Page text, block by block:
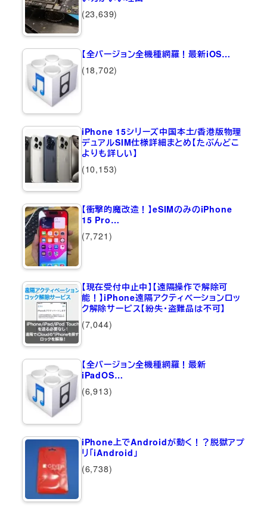
(23,639)
【全バージョン全機種網羅！最新iOS…
(18,702)
iPhone 15シリーズ中国本土/香港版物理
デュアルSIM仕様詳細まとめ【たぶんどこ
よりも詳しい】
(10,153)
【衝撃的魔改造！】eSIMのみのiPhone
15 Pro…
(7,721)
【現在受付中止中】【遠隔操作で解除可
能！】iPhone遠隔アクティベーションロッ
ク解除サービス【紛失・盗難品は不可】
(7,044)
【全バージョン全機種網羅！最新
iPadOS…
(6,913)
iPhone上でAndroidが動く！？脱獄アプ
リ「iAndroid」
(6,738)